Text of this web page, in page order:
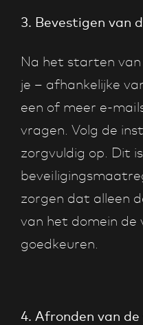
3. Bevestigen van
Na het starten
je – afhankelijke
een of meer e-
vragen. Volg de
zorgvuldig op. Dit
zorgen dat alleen
van het domein de
goedkeuren.
4. Afronden van de